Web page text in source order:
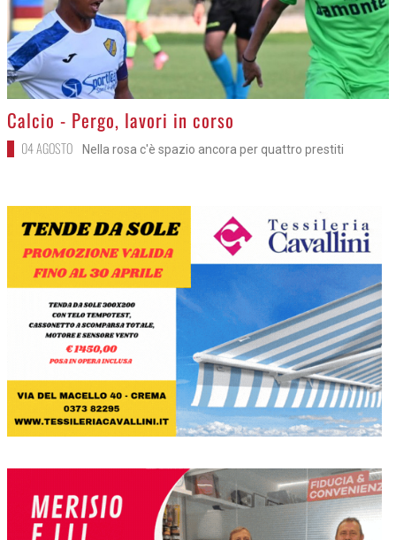
>
Calcio - Pergo, lavori in corso
04 AGOSTO Nella rosa c'è spazio ancora per quattro prestiti